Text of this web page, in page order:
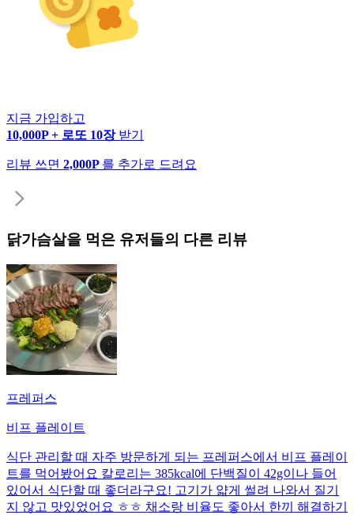
지금 가입하고
10,000P + 로또 10장 받기
리뷰 쓰면 2,000P 를 추가로 드려요
닭가슴살을 먹은 유저들의 다른 리뷰
프레퍼스
비프 플레이트
식단 관리할 때 자주 방문하게 되는 프레퍼스에서 비프 플레이
트를 먹어봤어요 칼로리는 385kcal에 단백질이 42g이나 들어
있어서 식단할 때 좋더라구요! 고기가 얇게 썰려 나와서 질기
지 않고 맛있었어요 ㅎㅎ 채소랑 비율도 좋아서 한끼 해결하기